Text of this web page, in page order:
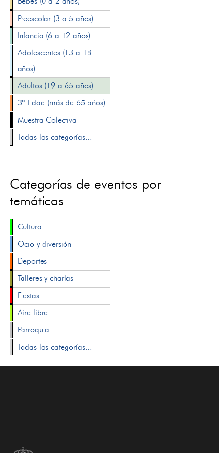
Preescolar (3 a 5 años)
Infancia (6 a 12 años)
Adolescentes (13 a 18
años)
Adultos (19 a 65 años)
3ª Edad (más de 65 años)
Muestra Colectiva
Todas las categorías...
Categorías de eventos por
temáticas
Cultura
Ocio y diversión
Deportes
Talleres y charlas
Fiestas
Aire libre
Parroquia
Todas las categorías...